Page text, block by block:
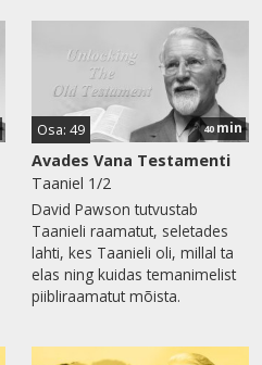
40 min
Osa: 49
Avades Vana Testamenti
Taaniel 1/2
David Pawson tutvustab
Taanieli raamatut, seletades
lahti, kes Taanieli oli, millal ta
elas ning kuidas temanimelist
piibliraamatut mõista.